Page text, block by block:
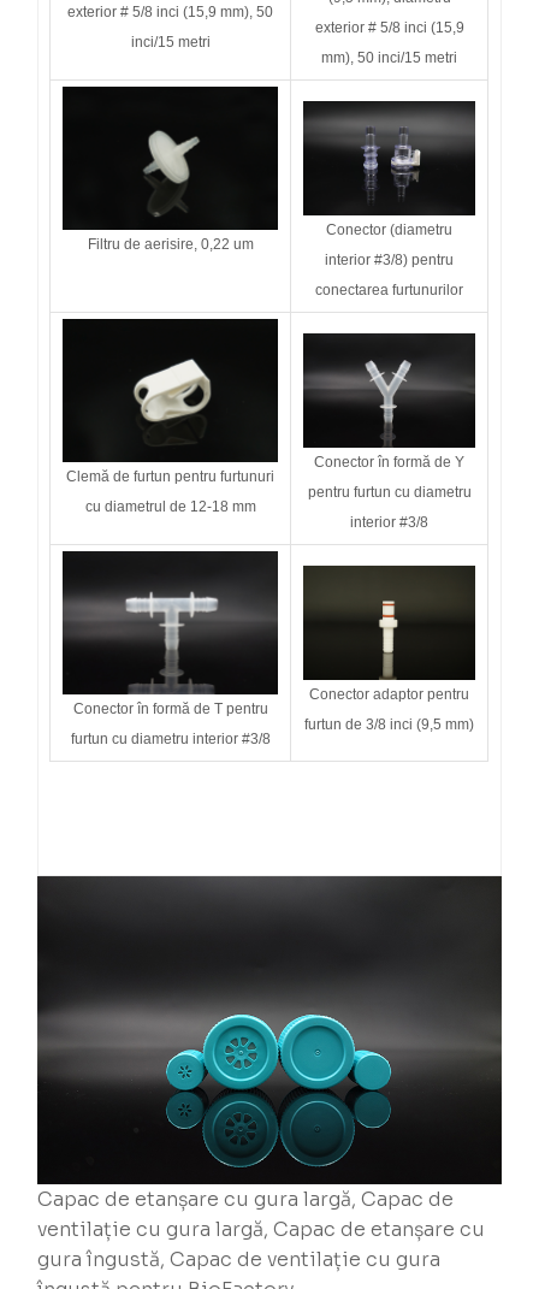
exterior # 5/8 inci (15,9 mm), 50
inci/15 metri
exterior # 5/8 inci (15,9
mm), 50 inci/15 metri
Filtru de aerisire, 0,22 um
Conector (diametru
interior #3/8) pentru
conectarea furtunurilor
Clemă de furtun pentru furtunuri
cu diametrul de 12-18 mm
Conector în formă de Y
pentru furtun cu diametru
interior #3/8
Conector în formă de T pentru
furtun cu diametru interior #3/8
Conector adaptor pentru
furtun de 3/8 inci (9,5 mm)
Capac de etanșare cu gura largă, Capac de
ventilație cu gura largă, Capac de etanșare cu
gura îngustă, Capac de ventilație cu gura